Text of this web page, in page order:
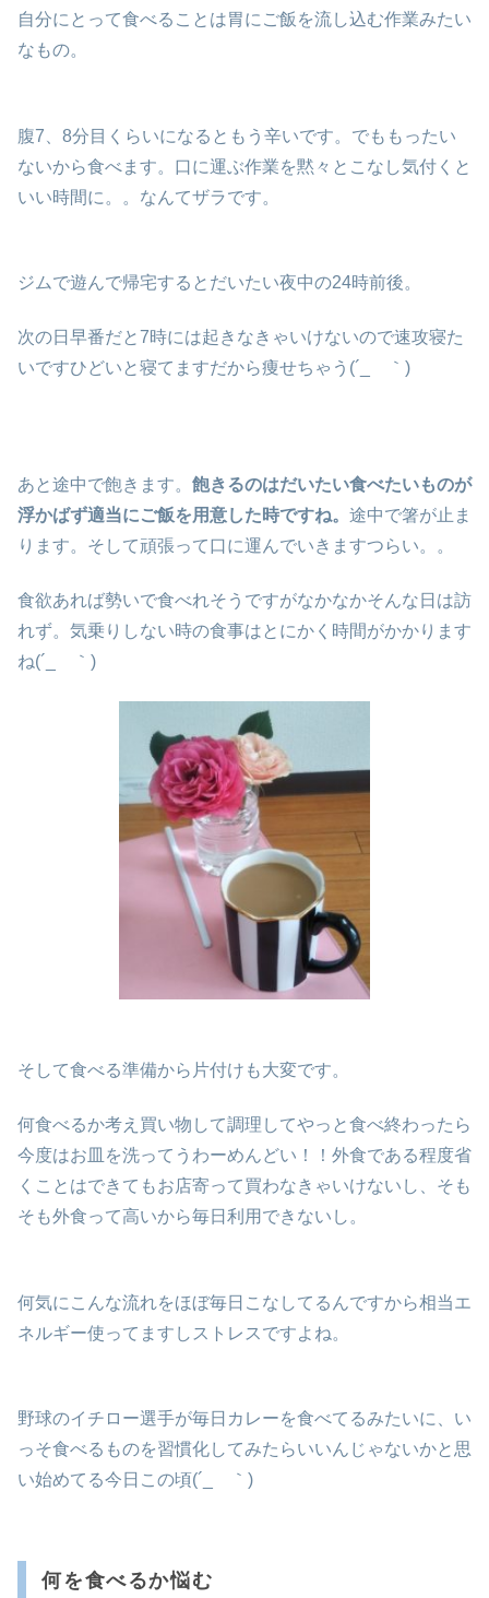
自分にとって食べることは胃にご飯を流し込む作業みたい
なもの。
腹7、8分目くらいになるともう辛いです。でももったい
ないから食べます。口に運ぶ作業を黙々とこなし気付くと
いい時間に。。なんてザラです。
ジムで遊んで帰宅するとだいたい夜中の24時前後。
次の日早番だと7時には起きなきゃいけないので速攻寝た
いですひどいと寝てますだから痩せちゃう(´_ゝ｀)
あと途中で飽きます。 飽きるのはだいたい食べたいものが
浮かばず適当にご飯を用意した時ですね。 途中で箸が止ま
ります。そして頑張って口に運んでいきますつらい。。
食欲あれば勢いで食べれそうですがなかなかそんな日は訪
れず。気乗りしない時の食事はとにかく時間がかかります
ね(´_ゝ｀)
そして食べる準備から片付けも大変です。
何食べるか考え買い物して調理してやっと食べ終わったら
今度はお皿を洗ってうわーめんどい！！外食である程度省
くことはできてもお店寄って買わなきゃいけないし、そも
そも外食って高いから毎日利用できないし。
何気にこんな流れをほぼ毎日こなしてるんですから相当エ
ネルギー使ってますしストレスですよね。
野球のイチロー選手が毎日カレーを食べてるみたいに、い
っそ食べるものを習慣化してみたらいいんじゃないかと思
い始めてる今日この頃(´_ゝ｀)
何を食べるか悩む